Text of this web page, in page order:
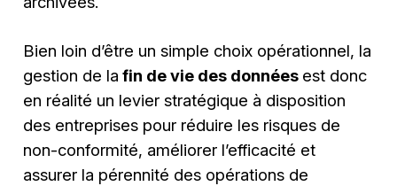
Bien loin d’être un simple choix opérationnel, la
gestion de la fin de vie des données est donc
en réalité un levier stratégique à disposition
des entreprises pour réduire les risques de
non-conformité, améliorer l’efficacité et
assurer la pérennité des opérations de